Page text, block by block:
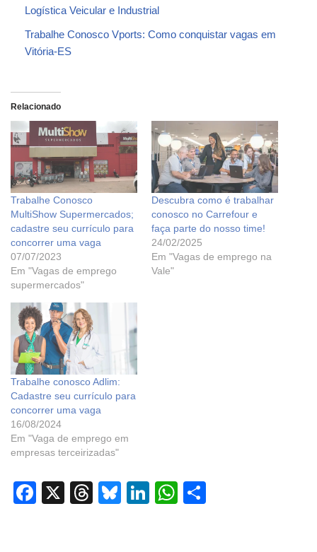
Logística Veicular e Industrial
Trabalhe Conosco Vports: Como conquistar vagas em
Vitória-ES
Relacionado
Trabalhe Conosco
MultiShow Supermercados;
cadastre seu currículo para
concorrer uma vaga
07/07/2023
Em "Vagas de emprego
supermercados"
Descubra como é trabalhar
conosco no Carrefour e
faça parte do nosso time!
24/02/2025
Em "Vagas de emprego na
Vale"
Trabalhe conosco Adlim:
Cadastre seu currículo para
concorrer uma vaga
16/08/2024
Em "Vaga de emprego em
empresas terceirizadas"
F
X
T
Bl
Li
W